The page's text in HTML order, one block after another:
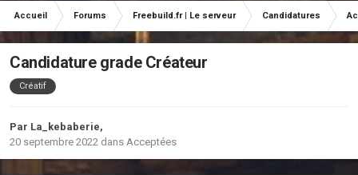
Accueil Forums Freebuild.fr | Le serveur Candidatures
Candidature grade Créateur
Créatif
Par La_kebaberie,
20 septembre 2022 dans Acceptées